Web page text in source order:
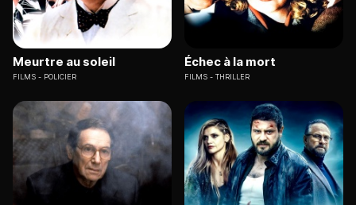
Meurtre au soleil
FILMS POLICIER
Échec à la mort
FILMS THRILLER